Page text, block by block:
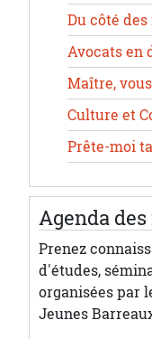
Du côté
Avocats en
Maître,
Culture et
Prête-moi
Agenda
Prenez
d'études,
organisées par
Jeunes